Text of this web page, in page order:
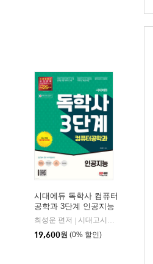
시대에듀 독학사 컴퓨터
공학과 3단계 인공지능
최성운 편저 | 시대고시기획 시대교육
19,600원 (0% 할인)